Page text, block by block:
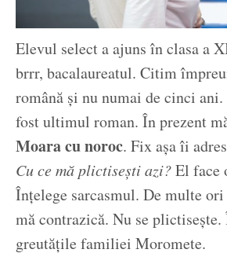
Elevul select a ajuns în clasa a
brrr, bacalaureatul. Citim
română și nu numai de cinci ani.
fost ultimul roman. În prezent
Moara cu noroc. Fix așa îi
Cu ce mă plictisești azi?El face
Înțelege sarcasmul. De multe
mă contrazică. Nu se plictisește.
greutățile familiei Moromete.